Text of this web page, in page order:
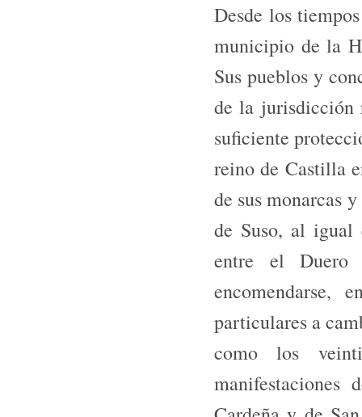
Desde los
municipio de la
Sus pueblos y
de la jurisdicción
suficiente
reino de Castilla
de sus monarcas
de Suso, al igual
entre el Duero
encomendarse,
particulares a
como los
manifestaciones